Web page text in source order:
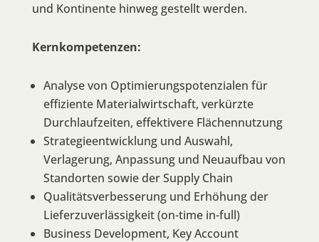
und Kontinente hinweg gestellt werden.
Kernkompetenzen:
Analyse von Optimierungspotenzialen für
effiziente Materialwirtschaft, verkürzte
Durchlaufzeiten, effektivere Flächennutzung
Strategieentwicklung und Auswahl,
Verlagerung, Anpassung und Neuaufbau von
Standorten sowie der Supply Chain
Qualitätsverbesserung und Erhöhung der
Lieferzuverlässigkeit (on-time in-full)
Business Development, Key Account